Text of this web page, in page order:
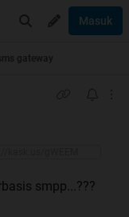
Masuk
gateway
smpp...???